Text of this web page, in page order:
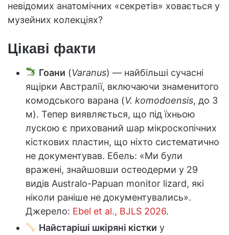
невідомих анатомічних «секретів» ховається у
музейних колекціях?
Цікаві факти
Гоани (Varanus) — найбільші сучасні
ящірки Австралії, включаючи знаменитого
комодського варана (V. komodoensis, до 3
м). Тепер виявляється, що під їхньою
лускою є прихований шар мікроскопічних
кісткових пластин, що ніхто систематично
не документував. Ебель: «Ми були
вражені, знайшовши остеодерми у 29
видів Australo-Papuan monitor lizard, які
ніколи раніше не документувались».
Джерело: Ebel et al., BJLS 2026.
Найстаріші шкіряні кістки у